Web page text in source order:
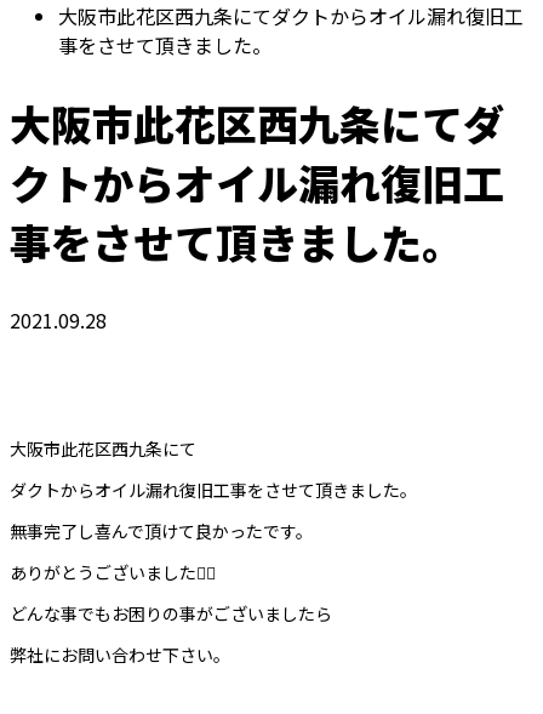
大阪市此花区西九条にてダクトからオイル漏れ復旧工
事をさせて頂きました。
大阪市此花区西九条にてダ
クトからオイル漏れ復旧工
事をさせて頂きました。
2021.09.28
大阪市此花区西九条にて
ダクトからオイル漏れ復旧工事をさせて頂きました。
無事完了し喜んで頂けて良かったです。
ありがとうございました🙇‍♀️
どんな事でもお困りの事がございましたら
弊社にお問い合わせ下さい。